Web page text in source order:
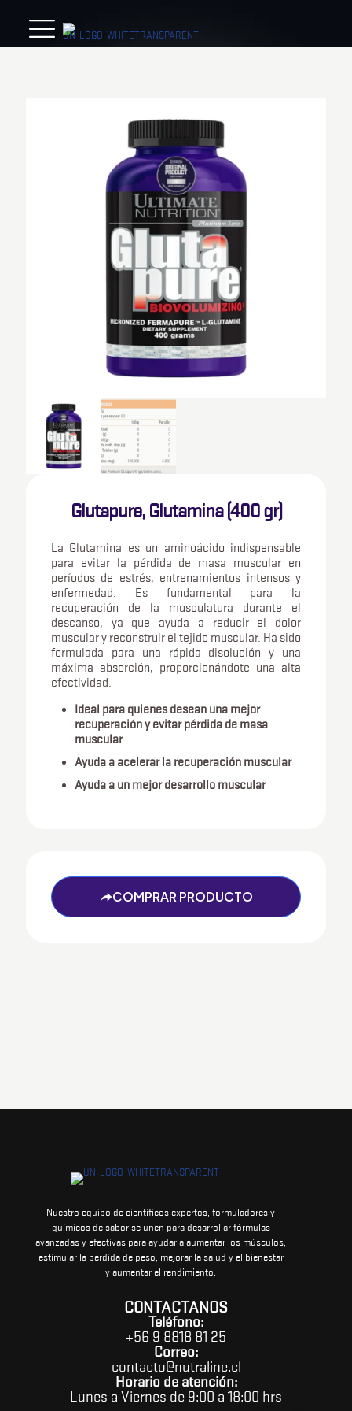
Glutapure, Glutamina (400 gr)
La Glutamina es un aminoácido indispensable
para evitar la pérdida de masa muscular en
períodos de estrés, entrenamientos intensos y
enfermedad. Es fundamental para la
recuperación de la musculatura durante el
descanso, ya que ayuda a reducir el dolor
muscular y reconstruir el tejido muscular. Ha sido
formulada para una rápida disolución y una
máxima absorción, proporcionándote una alta
efectividad.
Ideal para quienes desean una mejor
recuperación y evitar pérdida de masa
muscular
Ayuda a acelerar la recuperación muscular
Ayuda a un mejor desarrollo muscular
COMPRAR PRODUCTO
Nuestro equipo de científicos expertos, formuladores y
químicos de sabor se unen para desarrollar fórmulas
avanzadas y efectivas para ayudar a aumentar los músculos,
estimular la pérdida de peso, mejorar la salud y el bienestar
y aumentar el rendimiento.
CONTACTANOS
Teléfono:
+56 9 8818 81 25
Correo:
contacto@nutraline.cl
Horario de atención:
Lunes a Viernes de 9:00 a 18:00 hrs